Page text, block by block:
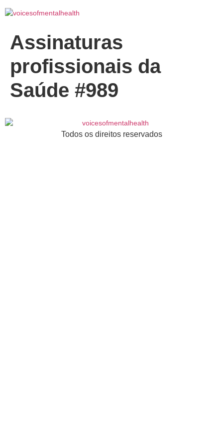
Assinaturas
profissionais da
Saúde #989
Todos os direitos reservados